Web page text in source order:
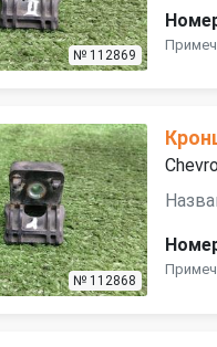
№ 112869
№ 112868